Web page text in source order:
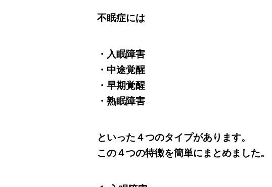
不眠症には
・入眠障害
・中途覚醒
・早期覚醒
・熟眠障害
といった４つのタイプがあります。
この４つの特徴を簡単にまとめました。